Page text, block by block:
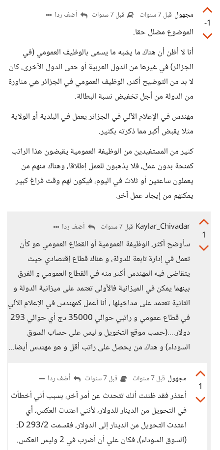
-1
مجهول قبل 7 سنوات قبل 7 سنوات أضف ردا
الموضوع مضلل حقا.
أنا لا أظن أن هناك ما يشبه ما يسمى بالوظيف العمومي (في
الجزائر) في غيرها من الدول العربية أو حتى الدول الآخرى، كان
لا بد من التوضيح أكثر، الوظيف العمومي في الجزائر هي مناورة
من الدولة من أجل تخفيض نسبة البطالة.
مهندس في الإعلام الآلي في الجزائر يعمل في البلدية أو الولاية
مثلا يقبض أكبر مما ذكرته بكثير.
كثير من المستفيدين من الوظيفة العمومية يقبضون هذا الراتب
كمنحة بدون عمل، فلا يذهبون للعمل إطلاقا، وهناك منهم من
يعملون ساعتين أو ثلاث في اليوم، فيكون لهم وقت فراغ كبير
يمكنهم من إيجاد عمل آخر.
1
Kaylar_Chivadar قبل 7 سنوات أضف ردا
سأوضح أكثر، الوظيفة العمومية أو القطاع العمومي هو كأن
تعمل في إدارة تابعة للدولة، و هناك قطاع إقتصادي حيث
يتقاضى فيه المهندس أكثر منه في القطاع العمومي و الفرق
بينهما يمكن في الميزانية فالأولى تعتمد على ميزانية الدولة و
الثانية تعتمد على مداخيلها ، أنا أعمل كمهندس في الإعلام الآلي
في قطاع عمومي و راتبي حوالي 35000 دج أي حوالي 293
دولار....(حسب موقع التخويل و ليس على حساب السوق
السوداء) و هناك من يحصل على راتب أقل و هو مهندس أيضا...
1
مجهول قبل 7 سنوات قبل 7 سنوات أضف ردا
أعتذر فقد ظننت أنك تتحدث عن أمر آخر، بسبب أني أخطأت
في التحويل من الدينار للدولار، لأنني اعتدت العكس، أي
اعتدت التحويل من الدينار إلى الدولار، فقسمت 293/2 D:
(السوق السوداء)، فكان علي أن أضرب في 2 وليس العكس.